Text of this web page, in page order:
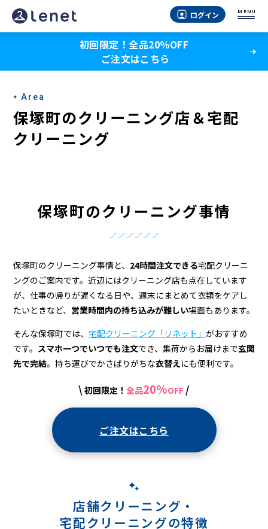
保
木
の
ク
リ
ー
宅
配
ク
リ
ー
ログイン MENU
初回限定！全品20％OFF
ご注文はこちら
Area
保塚町のクリーニング店＆宅配
クリーニング
保塚町のクリーニング事情
保塚町のクリーニング事情と、 24時間注文できる宅配クリーニ
ングのご案内です。近辺にはクリーニング店も点在しています
が、仕事の帰りが遅くなる日や、週末にまとめて衣類をケアし
たいときなど、 営業時間内の持ち込みが難しい場面もあります。
そんな保塚町では、 宅配クリーニング「リネット」 がおすすめ
です。 スマホ一つでいつでも注文でき、集荷からお届けまで玄関
先で完結。持ち運びでかさばりがちな衣替えにも便利です。
\ 初回限定！ 全品20%OFF /
ご注文はこちら
店舗クリーニング・
宅配クリーニングの特徴